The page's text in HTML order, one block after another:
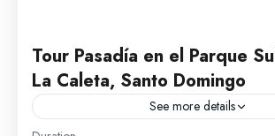
Tour Pasadía en el Parque
La Caleta, Santo Domingo
See more details